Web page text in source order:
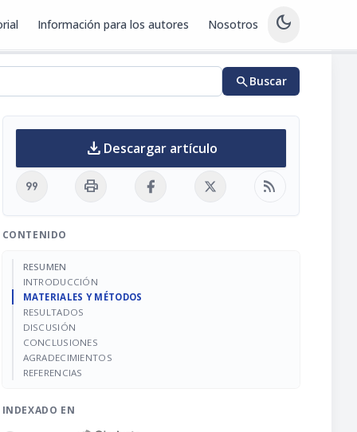
Información para los autores Nosotros dark_mode
searchBuscar
download Descargar artículo
format_quote print rss_feed
CONTENIDO
RESUMEN
INTRODUCCIÓN
MATERIALES Y MÉTODOS
RESULTADOS
DISCUSIÓN
CONCLUSIONES
AGRADECIMIENTOS
REFERENCIAS
INDEXADO EN